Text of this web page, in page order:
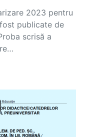
2023 pentru
publicate de
scrisă a